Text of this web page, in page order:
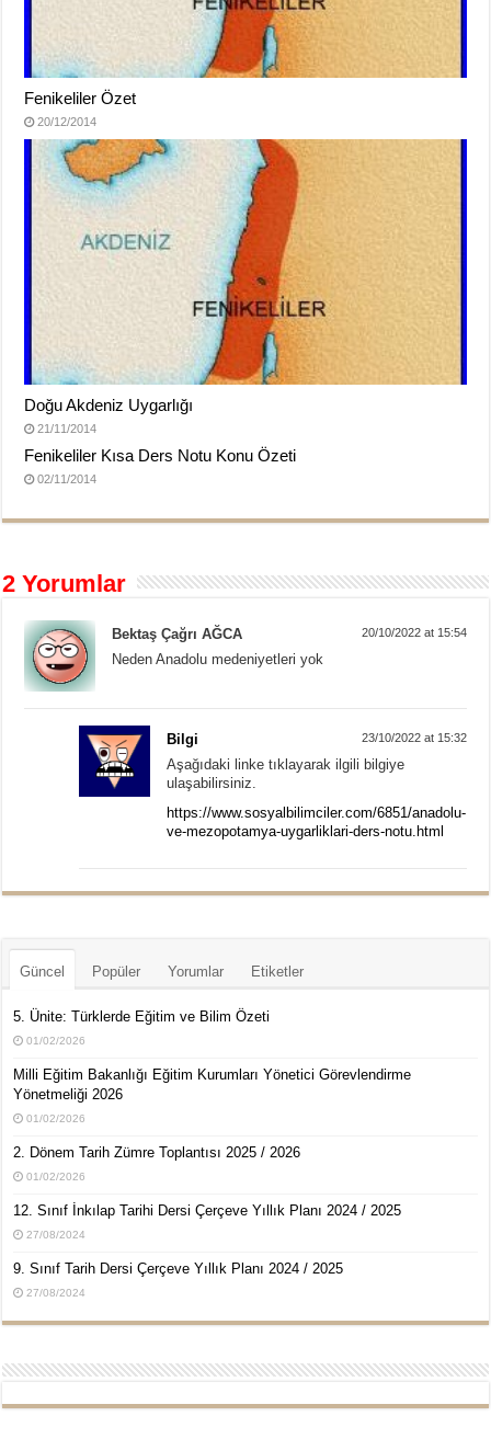
Fenikeliler Özet
20/12/2014
Doğu Akdeniz Uygarlığı
21/11/2014
Fenikeliler Kısa Ders Notu Konu Özeti
02/11/2014
2 Yorumlar
Bektaş Çağrı AĞCA 20/10/2022 at 15:54
Neden Anadolu medeniyetleri yok
Bilgi 23/10/2022 at 15:32
Aşağıdaki linke tıklayarak ilgili bilgiye
ulaşabilirsiniz.
https://www.sosyalbilimciler.com/6851/anadolu-
ve-mezopotamya-uygarliklari-ders-notu.html
Güncel Popüler Yorumlar Etiketler
5. Ünite: Türklerde Eğitim ve Bilim Özeti
01/02/2026
Milli Eğitim Bakanlığı Eğitim Kurumları Yönetici Görevlendirme
Yönetmeliği 2026
01/02/2026
2. Dönem Tarih Zümre Toplantısı 2025 / 2026
01/02/2026
12. Sınıf İnkılap Tarihi Dersi Çerçeve Yıllık Planı 2024 / 2025
27/08/2024
9. Sınıf Tarih Dersi Çerçeve Yıllık Planı 2024 / 2025
27/08/2024